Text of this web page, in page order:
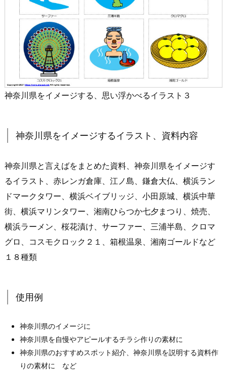
神奈川県をイメージする、思い浮かべるイラスト３
神奈川県をイメージするイラスト、資料内容
神奈川県と言えばをまとめた資料、神奈川県をイメージす
るイラスト、赤レンガ倉庫、江ノ島、鎌倉大仏、横浜ラン
ドマークタワー、横浜ベイブリッジ、小田原城、横浜中華
街、横浜マリンタワー、湘南ひらつか七夕まつり、焼売、
横浜ラーメン、桜花漬け、サーファー、三浦半島、クロマ
グロ、コスモクロック２１、箱根温泉、湘南ゴールドなど
１８種類
使用例
神奈川県のイメージに
神奈川県を自慢やアピールするチラシ作りの素材に
神奈川県のおすすめスポット紹介、神奈川県を説明する資料作
りの素材に など